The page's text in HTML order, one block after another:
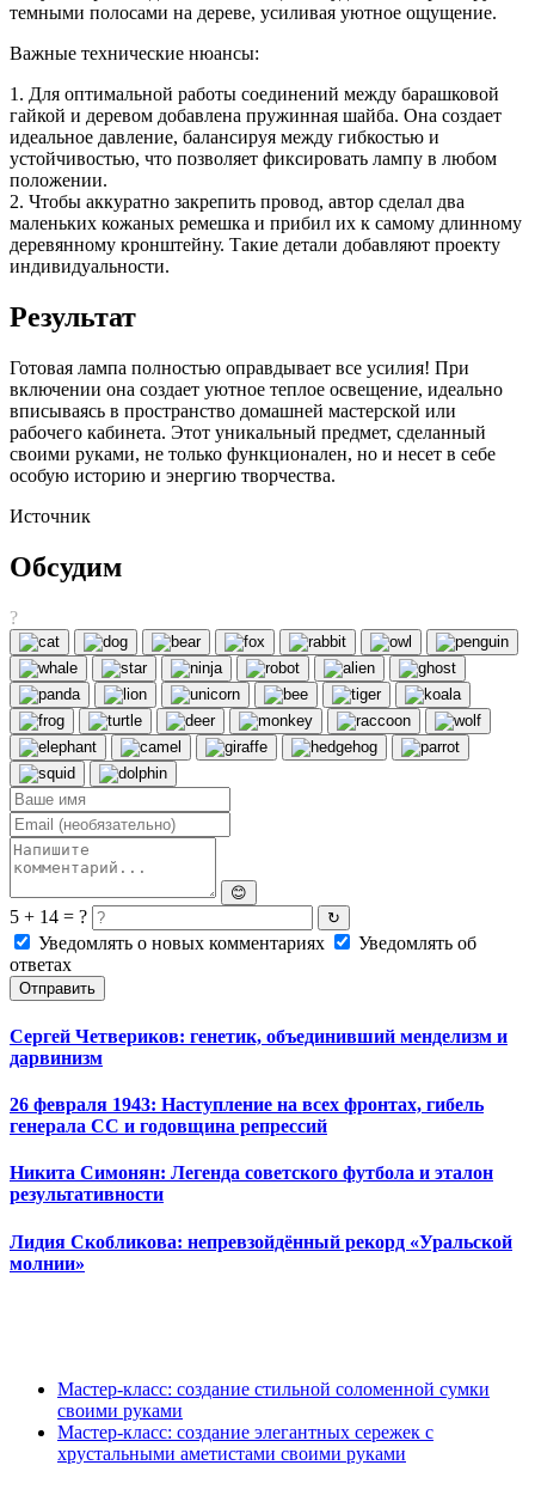
темными полосами на дереве, усиливая уютное ощущение.
Важные технические нюансы:
1. Для оптимальной работы соединений между барашковой
гайкой и деревом добавлена пружинная шайба. Она создает
идеальное давление, балансируя между гибкостью и
устойчивостью, что позволяет фиксировать лампу в любом
положении.
2. Чтобы аккуратно закрепить провод, автор сделал два
маленьких кожаных ремешка и прибил их к самому длинному
деревянному кронштейну. Такие детали добавляют проекту
индивидуальности.
Результат
Готовая лампа полностью оправдывает все усилия! При
включении она создает уютное теплое освещение, идеально
вписываясь в пространство домашней мастерской или
рабочего кабинета. Этот уникальный предмет, сделанный
своими руками, не только функционален, но и несет в себе
особую историю и энергию творчества.
Источник
Обсудим
?
😊
5 + 14 = ? ↻
Уведомлять о новых комментариях
Уведомлять об
ответах
Отправить
Сергей Четвериков: генетик, объединивший менделизм и
дарвинизм
26 февраля 1943: Наступление на всех фронтах, гибель
генерала СС и годовщина репрессий
Никита Симонян: Легенда советского футбола и эталон
результативности
Лидия Скобликова: непревзойдённый рекорд «Уральской
молнии»
Мастер-класс: создание стильной соломенной сумки
своими руками
Мастер-класс: создание элегантных сережек с
хрустальными аметистами своими руками